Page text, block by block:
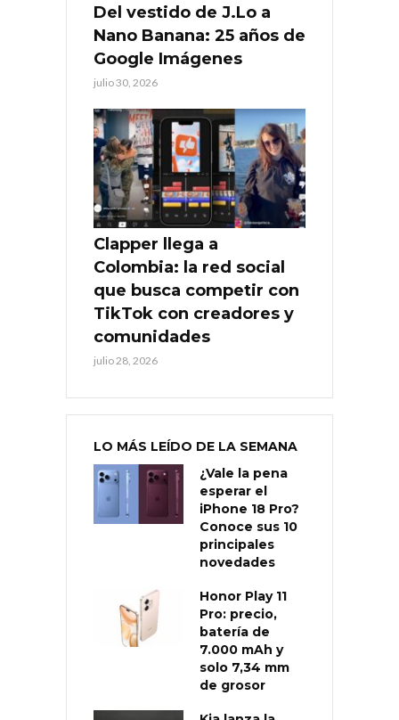
Del vestido de J.Lo a
Nano Banana: 25 años de
Google Imágenes
julio 30, 2026
Clapper llega a
Colombia: la red social
que busca competir con
TikTok con creadores y
comunidades
julio 28, 2026
LO MÁS LEÍDO DE LA SEMANA
¿Vale la pena
esperar el
iPhone 18 Pro?
Conoce sus 10
principales
novedades
Honor Play 11
Pro: precio,
batería de
7.000 mAh y
solo 7,34 mm
de grosor